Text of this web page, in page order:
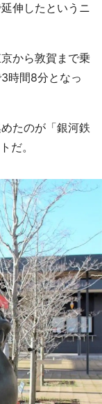
伸したというニ
から敦賀まで乗
時間8分となっ
たのが「銀河鉄
だ。